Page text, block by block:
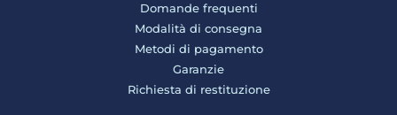
Domande frequenti
Modalità di consegna
Metodi di pagamento
Garanzie
Richiesta di restituzione